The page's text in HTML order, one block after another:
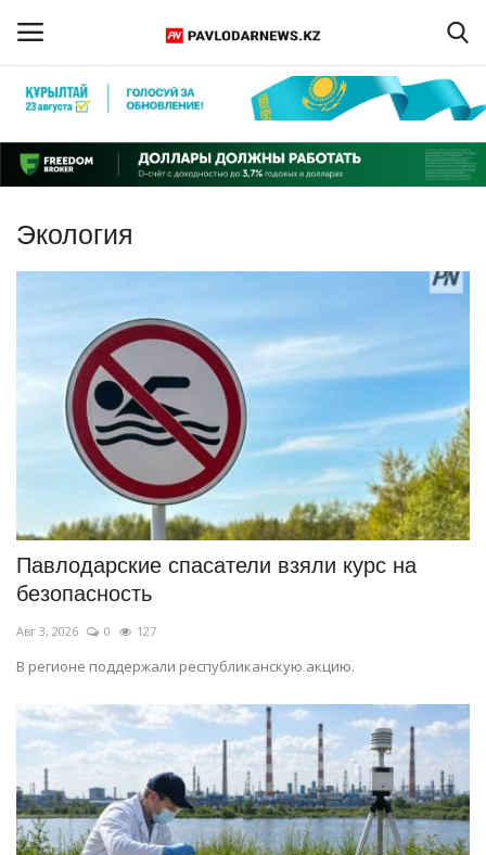
Регистрация
Главная
Обратная связь
ПАВЛОДАРСКАЯ ОБЛАСТЬ
КАЗАХСТАН
СПЕЦПРОЕКТЫ
СПОРТ
Чек-лист
РАЗВЛЕЧЕНИЯ
Курултай
Язык
Қазақша Русский
Экология
Павлодарские спасатели взяли курс на
безопасность
Авг 3, 2026 0 127
В регионе поддержали республиканскую акцию.